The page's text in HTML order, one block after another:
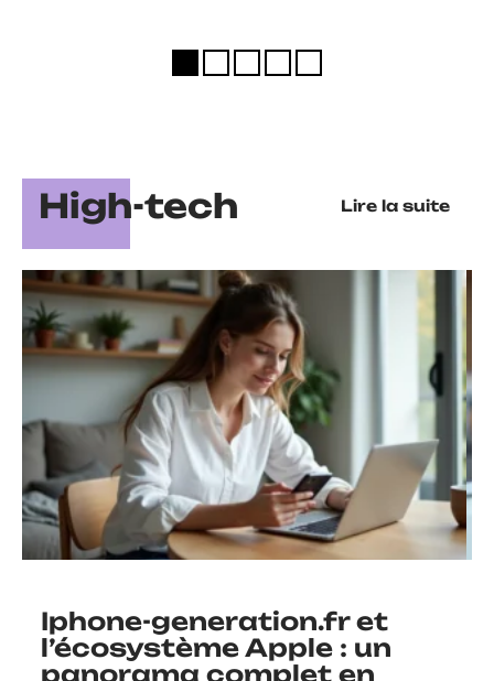
High-tech Lire la suite
Iphone-generation.fr et
l’écosystème Apple : un
panorama complet en